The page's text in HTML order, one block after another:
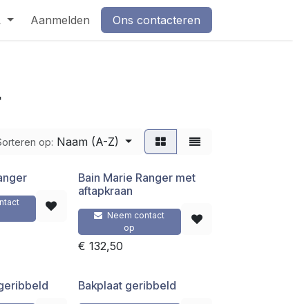
Aanmelden Ons contacteren
op: Naam (A-Z)
Bain Marie Ranger met
aftapkraan
Neem contact
op
€ 132,50
Bakplaat geribbeld